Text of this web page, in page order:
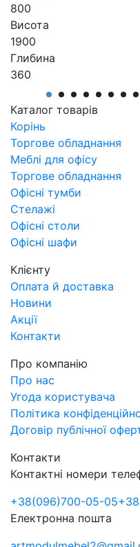
800
Висота
1900
Глибина
360
Серия Персонал
Артикул
ШК-33
Каталог товарів
Корінь
Торгове обладнання
Меблі для офісу
Торгове обладнання
Офісні тумби
Стелажі
Офісні столи
Офісні шафи
Клієнту
Оплата й доставка
Новини
Акції
Контакти
Про компанію
Про нас
Угода користувача
Політика
Договір публічної
Контакти
Контактні номери
+38(096)700-05-05+38
Електронна пошта